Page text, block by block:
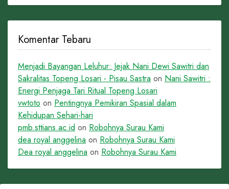
Komentar Tebaru
Menjadi Bayangan Leluhur: Jejak Nani Dewi Sawitri dan
Sakralitas Topeng Losari - Pisau Sastra on Nani Sawitri :
Energi Penjaga Tari Ritual Topeng Losari
vwtoto on Pentingnya Pemikiran Spasial dalam
Kehidupan Sehari-hari
pmb.sttians.ac.id on Robohnya Surau Kami
dea royal anggelina on Robohnya Surau Kami
Dea royal anggelina on Robohnya Surau Kami